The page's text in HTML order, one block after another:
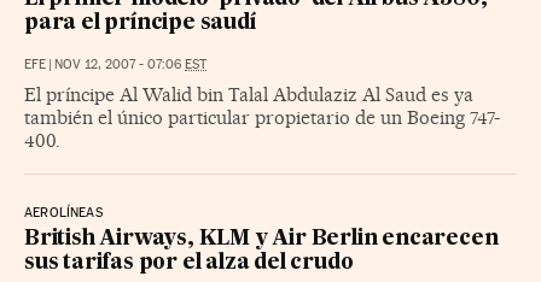
para el príncipe saudí
EFE | NOV 12, 2007 - 07:06 EST
El príncipe Al Walid bin Talal Abdulaziz Al Saud es ya
también el único particular propietario de un Boeing 747-
400.
AEROLÍNEAS
British Airways, KLM y Air Berlin encarecen
sus tarifas por el alza del crudo